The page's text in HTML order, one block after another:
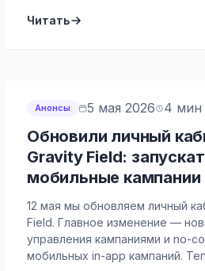
помогает объяснить
взаимодействовать с блоком
Читать
Анонсы 5 мая 2026 4 мин
Обновили личный
Gravity Field:
мобильные кампании
проще и быстрее
12 мая мы обновляем личный
Field. Главное изменение —
управления кампаниями и no-
мобильных in-app кампаний.